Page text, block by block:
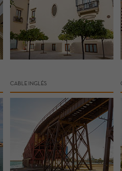
CABLE INGLÉS